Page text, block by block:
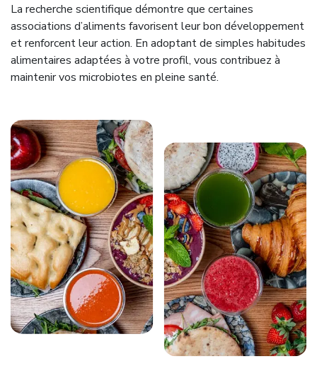
La recherche scientifique démontre que certaines
associations d’aliments favorisent leur bon développement
et renforcent leur action. En adoptant de simples habitudes
alimentaires adaptées à votre profil, vous contribuez à
maintenir vos microbiotes en pleine santé.